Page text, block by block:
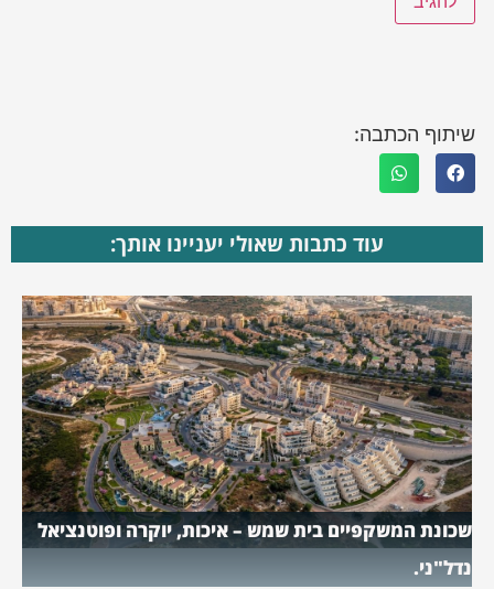
שיתוף הכתבה:
עוד כתבות שאולי יעניינו אותך:
שכונת המשקפיים בית שמש – איכות, יוקרה ופוטנציאל
נדל"ני.